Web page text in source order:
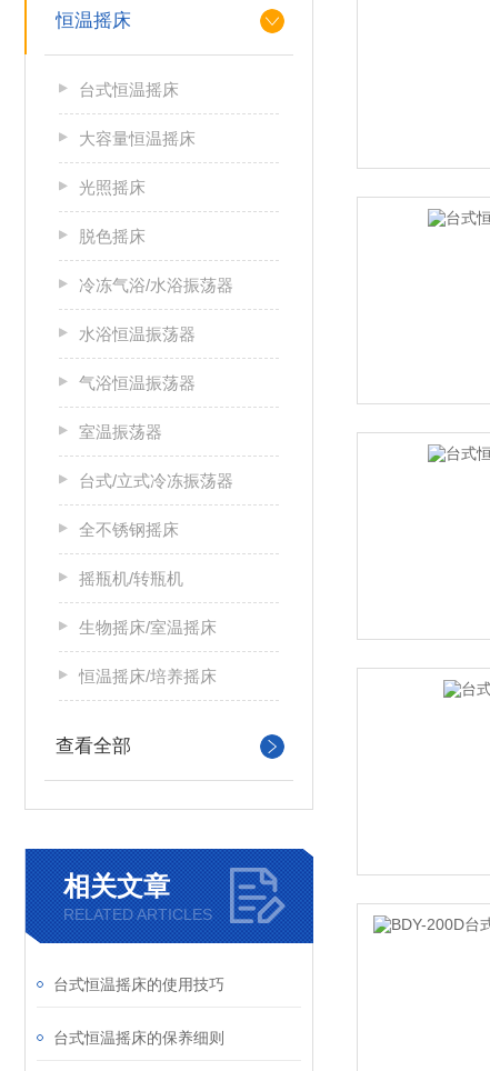
恒温摇床
台式恒温摇床
大容量恒温摇床
光照摇床
脱色摇床
冷冻气浴/水浴振荡器
水浴恒温振荡器
气浴恒温振荡器
室温振荡器
台式/立式冷冻振荡器
全不锈钢摇床
摇瓶机/转瓶机
生物摇床/室温摇床
恒温摇床/培养摇床
查看全部
相关文章
RELATED ARTICLES
台式恒温摇床的使用技巧
台式恒温摇床的保养细则